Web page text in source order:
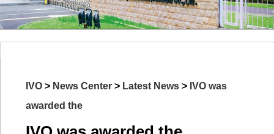
IVO > News Center > Latest News > IVO was
awarded the